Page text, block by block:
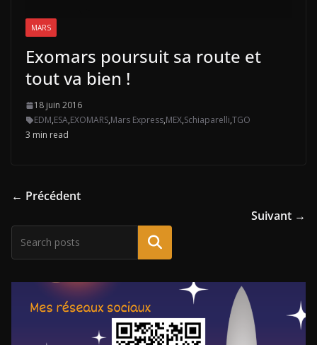
MARS
Exomars poursuit sa route et
tout va bien !
18 juin 2016
EDM,ESA,EXOMARS,Mars Express,MEX,Schiaparelli,TGO
3 min read
← Précédent
Suivant →